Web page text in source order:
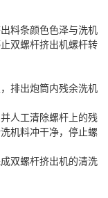
料条颜色色泽与洗机
双螺杆挤出机螺杆转
排出炮筒内残余洗机
人工清除螺杆上的残
机料冲干净，停止螺
双螺杆挤出机的清洗